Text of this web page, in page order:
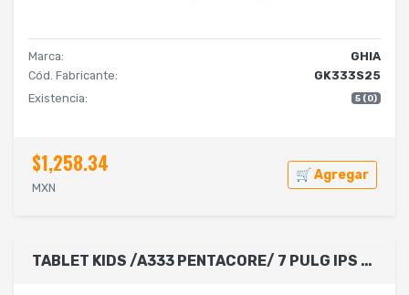
Marca:
GHIA
Cód. Fabricante:
GK333S25
Existencia:
5 (0)
$1,258.34
MXN
🛒 Agregar
TABLET KIDS /A333 PENTACORE/ 7 PULG IPS /4GB RAM/64GB /USB C/2CAM/WIFI/BLUETOOTH/2500MAH/ANDROID 15 / MOUSE